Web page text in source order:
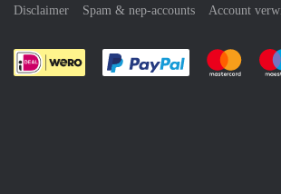
Disclaimer
Spam & nep-accounts Account
Je rekent Je